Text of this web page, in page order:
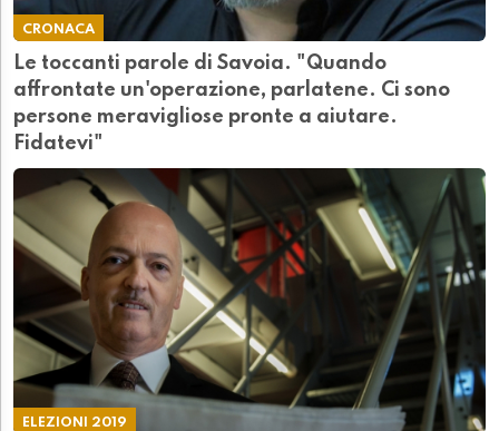
CRONACA
Le toccanti parole di Savoia. "Quando
affrontate un'operazione, parlatene. Ci sono
persone meravigliose pronte a aiutare.
Fidatevi"
ELEZIONI 2019